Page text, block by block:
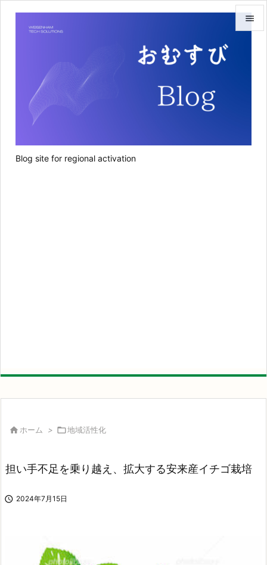
Blog site for regional activation

次へ
 ホーム > 地域活性化
担い手不足を乗り越え、拡大する安来産イチゴ栽培
 2024年7月15日